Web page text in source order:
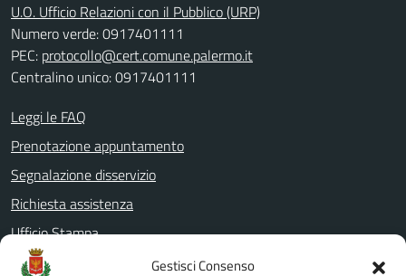
Gestisci Consenso
U.O. Ufficio Relazioni con il Pubblico (URP)
Numero verde: 0917401111
PEC: protocollo@cert.comune.palermo.it
Centralino unico: 0917401111
Leggi le FAQ
Prenotazione appuntamento
Segnalazione disservizio
Richiesta assistenza
Ufficio Stampa
Amministrazione Trasparente